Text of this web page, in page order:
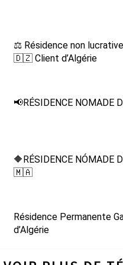
⚖️ Résidence non
🇩🇿 Client d’Algérie
📢RÉSIDENCE NOMADE
🔶RÉSIDENCE NÓMADE
🇲🇦
Résidence Permanente
d’Algérie